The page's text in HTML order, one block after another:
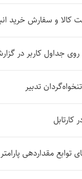
کالا و سفارش خرید
روی جداول کاربر در
تدبیر
کارتابل
توابع مقداردهی